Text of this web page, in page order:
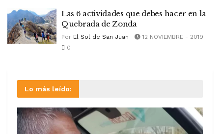
Las 6 actividades que debes hacer en la
Quebrada de Zonda
Por El Sol de San Juan
12 NOVIEMBRE - 2019
0
Lo más leído: